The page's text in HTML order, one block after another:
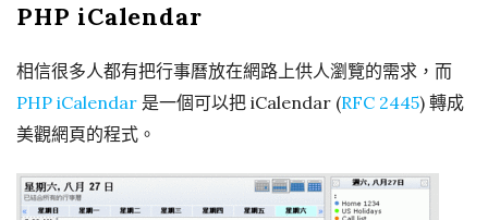
PHP iCalendar
相信很多人都有把行事曆放在網路上供人瀏覽的需求，而
PHP iCalendar 是一個可以把 iCalendar (RFC 2445) 轉成
美觀網頁的程式。